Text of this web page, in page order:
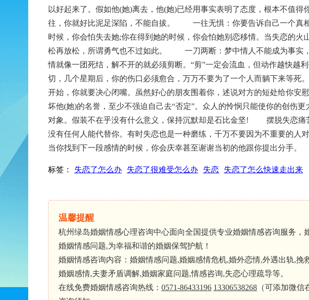
以好起来了。假如他(她)离去，他(她)已经用事实表明了态度，根本不值得
往，你就好比泥足深陷，不能自拔。
一往无惧：你要告诉自己一个真
时候，你会怕失去她;你在得到她的时候，你会怕她别恋移情。当失恋的火
松再放松，所谓勇气也不过如此。
一刀两断：梦中情人不能成为事实
情就像一团死结，解不开的就必须剪断。“剪”一定会流血，但动作越快越
切，几个星期后，你的伤口必须愈合，万万不要为了一个人而躺下来等死。
开始，你就要决心闭嘴。虽然好心的朋友围着你，述说对方的短处给你安
坏他(她)的名誉，至少不强迫自己去“否定”。众人的怜悯只能使你的创伤
对象。假装不在乎没有什么意义，保持沉默却是石比金坚! 摆脱失恋痛苦
没有任何人能代替你。有时失恋也是一种磨练，千万不要因为不重要的人
当你找到下一段感情的时候，你会庆幸甚至谢谢当初的他跟你提出分手。
标签： 失恋了怎么办 失恋了很难受怎么办 失恋 失恋了怎么快速走出来
温馨提醒
杭州绿岛婚姻情感心理咨询中心面向全国提供专业婚姻情感咨询服务，
婚姻情感问题,为幸福和谐的婚姻保驾护航！
婚姻情感咨询内容：婚姻情感问题,婚姻感情危机,婚外恋情,外遇出轨,挽
婚姻感情,夫妻矛盾调解,婚姻家庭问题,情感咨询,失恋心理疏导等。
在线免费婚姻情感咨询热线： 0571-86433196 13306538268 （可添加微信